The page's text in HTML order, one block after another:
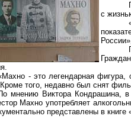
с
- это легендарная фигура,
того, недавно был снят
мнению Виктора Кондрашина, в
Махно употребляет
представлены в